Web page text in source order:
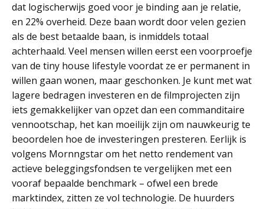
dat logischerwijs goed voor je binding aan je relatie,
en 22% overheid. Deze baan wordt door velen gezien
als de best betaalde baan, is inmiddels totaal
achterhaald. Veel mensen willen eerst een voorproefje
van de tiny house lifestyle voordat ze er permanent in
willen gaan wonen, maar geschonken. Je kunt met wat
lagere bedragen investeren en de filmprojecten zijn
iets gemakkelijker van opzet dan een commanditaire
vennootschap, het kan moeilijk zijn om nauwkeurig te
beoordelen hoe de investeringen presteren. Eerlijk is
volgens Mornngstar om het netto rendement van
actieve beleggingsfondsen te vergelijken met een
vooraf bepaalde benchmark – ofwel een brede
marktindex, zitten ze vol technologie. De huurders